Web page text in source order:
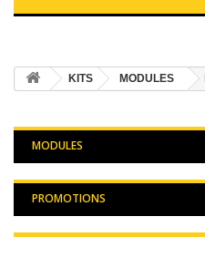
KITS MODULES
MODULES
PROMOTIONS